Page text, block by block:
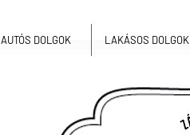
AUTÓS DOLGOK LAKÁSOS DOLGOK